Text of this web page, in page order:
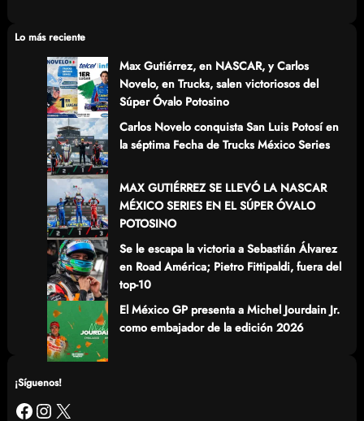
cLo más reciente
Max Gutiérrez, en NASCAR, y Carlos
Novelo, en Trucks, salen victoriosos del
Súper Óvalo Potosino
Carlos Novelo conquista San Luis Potosí en
la séptima Fecha de Trucks México Series
MAX GUTIÉRREZ SE LLEVÓ LA NASCAR
MÉXICO SERIES EN EL SÚPER ÓVALO
POTOSINO
Se le escapa la victoria a Sebastián Álvarez
en Road América; Pietro Fittipaldi, fuera del
top-10
El México GP presenta a Michel Jourdain Jr.
como embajador de la edición 2026
¡Síguenos!
Facebook Instagram X